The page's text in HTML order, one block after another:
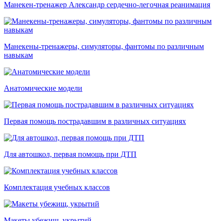
Манекен-тренажер Александр сердечно-легочная реанимация
Манекены-тренажеры, симуляторы, фантомы по различным
навыкам
Анатомические модели
Первая помощь пострадавшим в различных ситуациях
Для автошкол, первая помощь при ДТП
Комплектация учебных классов